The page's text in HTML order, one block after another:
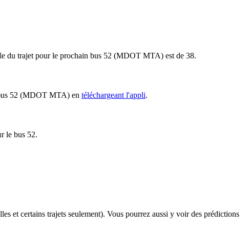
du trajet pour le prochain bus 52 (MDOT MTA) est de 38.
52 (MDOT MTA) en téléchargeant l'appli.
le bus 52.
et certains trajets seulement). Vous pourrez aussi y voir des prédictions